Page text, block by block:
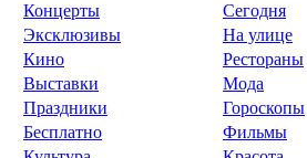
Концерты
Сегодня
Эксклюзивы
На улице
Кино
Рестораны
Выставки
Мода
Праздники
Гороскопы
Бесплатно
Фильмы